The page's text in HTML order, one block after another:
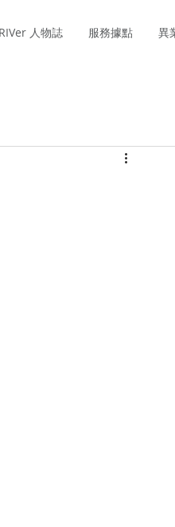
RIVer 人物誌 服務據點 異